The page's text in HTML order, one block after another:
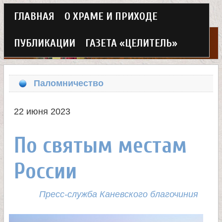
Перейти
к
основному
содержанию
Х
р
м
Г
л
а
в
н
о
е
м
е
ю
ГЛАВНАЯ О ХРАМЕ И ПРИХОДЕ
ПУБЛИКАЦИИ ГАЗЕТА «ЦЕЛИТЕЛЬ»
Паломничество
22 июня 2023
По святым местам
России
Пресс-служба Каневского благочиния